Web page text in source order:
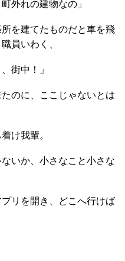
外れの建物なの」
を建てたものだと車を飛
員いわく、
街中！」
のに、ここじゃないとは
け我輩。
いか、小さなこと小さな
リを開き、どこへ行けば